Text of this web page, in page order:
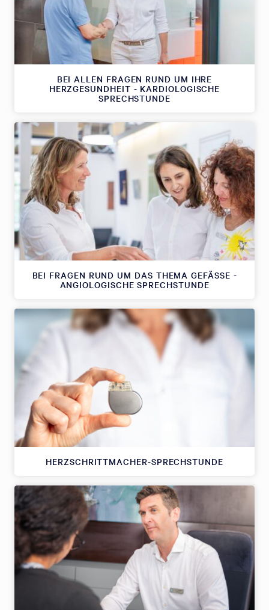
BEI ALLEN FRAGEN RUND UM IHRE
HERZGESUNDHEIT - KARDIOLOGISCHE
SPRECHSTUNDE
BEI FRAGEN RUND UM DAS THEMA GEFÄSSE - A
NGIOLOGISCHE SPRECHSTUNDE
HERZSCHRITTMACHER-SPRECHSTUNDE